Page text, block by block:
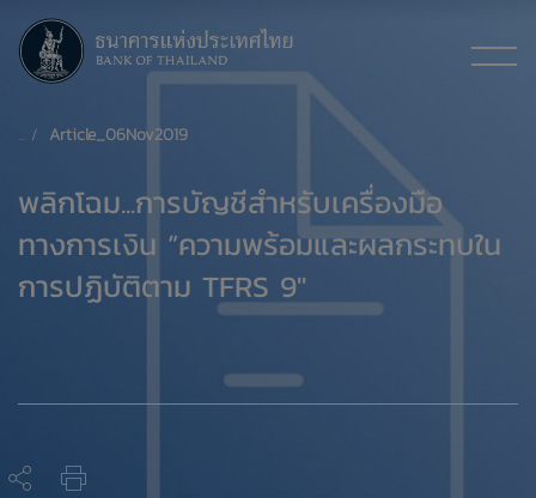
Article_06Nov2019
​พลิกโฉม...การบัญชีสำหรับเครื่องมือ
ทางการเงิน “ความพร้อมและผลกระทบใน
การปฏิบัติตาม TFRS 9"​